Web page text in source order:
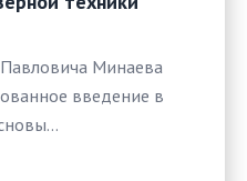
Минаева
введение в